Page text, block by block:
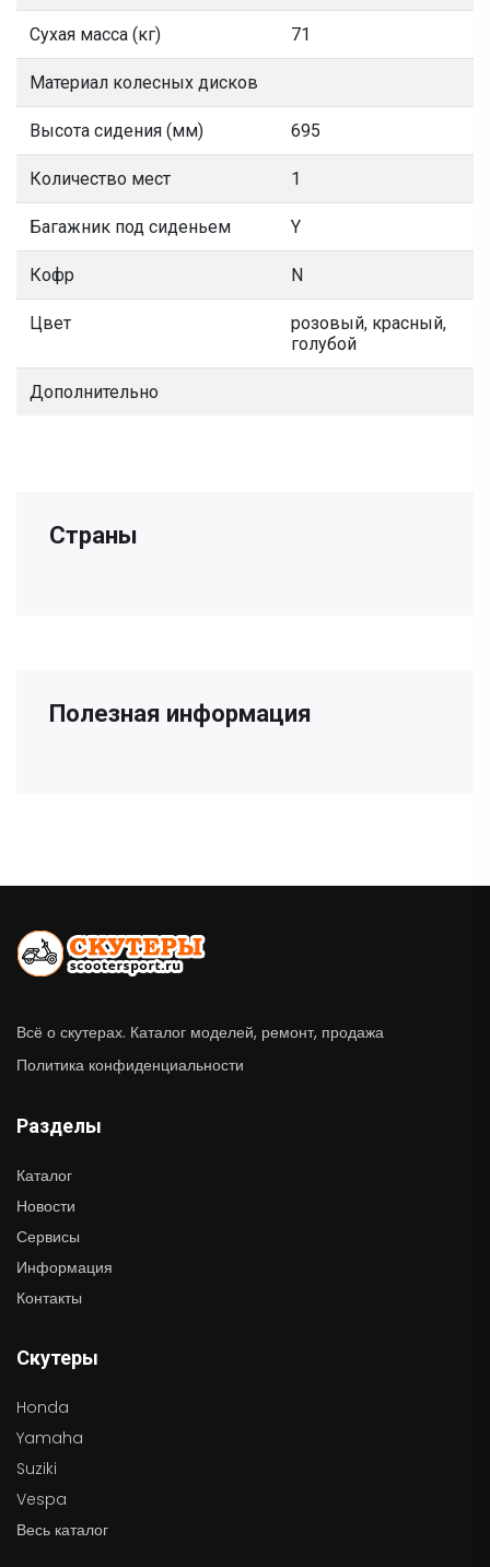
Сухая масса (кг) 71
Материал колесных дисков
Высота сидения (мм) 695
Количество мест 1
Багажник под сиденьем Y
Кофр N
Цвет
розовый, красный,
голубой
Дополнительно
Страны
Полезная информация
Всё о скутерах. Каталог моделей, ремонт, продажа
Политика конфиденциальности
Разделы
Каталог
Новости
Сервисы
Информация
Контакты
Скутеры
Honda
Yamaha
Suziki
Vespa
Весь каталог